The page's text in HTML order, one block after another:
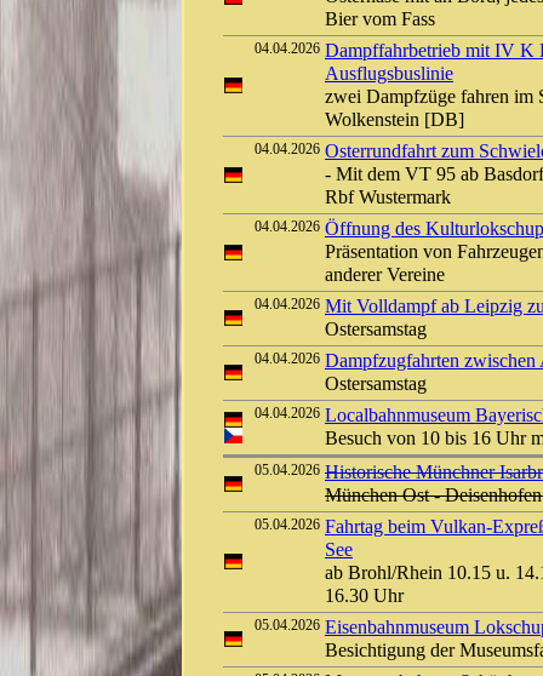
Bier vom Fass
04.04.2026 Dampffahrbetrieb mit IV K
Ausflugsbuslinie
zwei Dampfzüge fahren im
Wolkenstein [DB]
04.04.2026 Osterrundfahrt zum
- Mit dem VT 95 ab
Rbf Wustermark
04.04.2026 Öffnung des
Präsentation von
anderer Vereine
04.04.2026 Mit Volldampf ab Leipzig
Ostersamstag
04.04.2026 Dampfzugfahrten
Ostersamstag
04.04.2026 Localbahnmuseum
Besuch von 10 bis 16 Uhr
05.04.2026 Historische Münchner
München Ost -
05.04.2026 Fahrtag beim Vulkan-
See
ab Brohl/Rhein 10.15 u.
16.30 Uhr
05.04.2026 Eisenbahnmuseum
Besichtigung der